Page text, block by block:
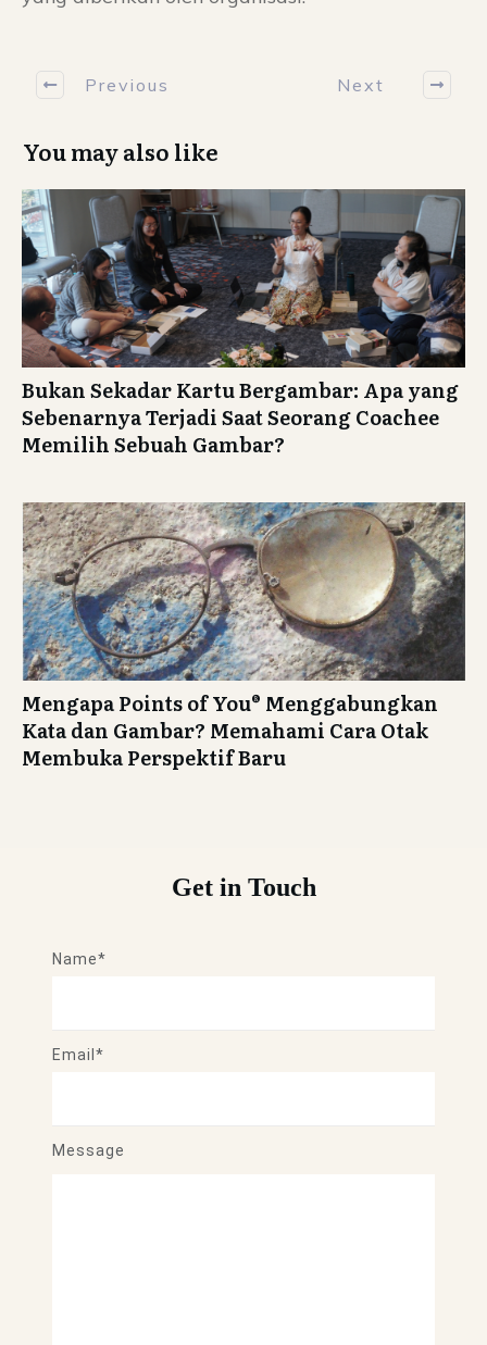
Previous Next
You may also like
Bukan Sekadar Kartu Bergambar: Apa yang
Sebenarnya Terjadi Saat Seorang Coachee
Memilih Sebuah Gambar?
Mengapa Points of You® Menggabungkan
Kata dan Gambar? Memahami Cara Otak
Membuka Perspektif Baru
Get in Touch
Name*
Email*
Message